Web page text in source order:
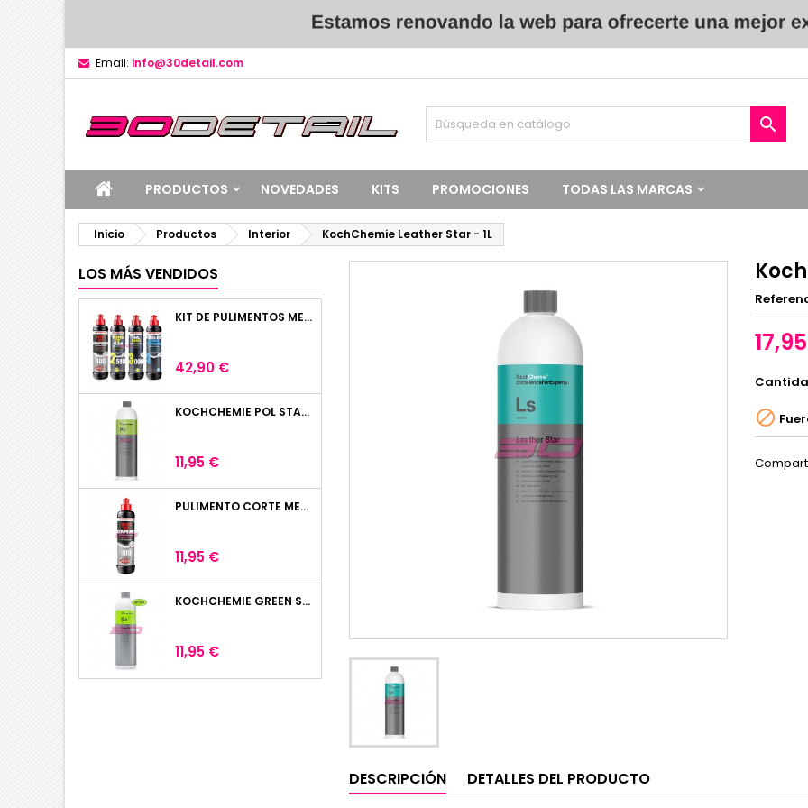
Email: info@30detail.com

PRODUCTOS NOVEDADES KITS PROMOCIONES TODAS LAS MARCAS
Inicio Productos Interior KochChemie Leather Star - 1L
LOS MÁS VENDIDOS
KIT DE PULIMENTOS MENZERNA 4 X 250ML
Precio
42,90 €
KOCHCHEMIE POL STAR 1L
Precio
11,95 €
PULIMENTO CORTE MENZERNA HEAVY CUT 400 250ML
Precio
11,95 €
KOCHCHEMIE GREEN STAR LIMPIADOR UNIVERSAL 1L
Precio
11,95 €

DESCRIPCIÓN DETALLES DEL PRODUCTO